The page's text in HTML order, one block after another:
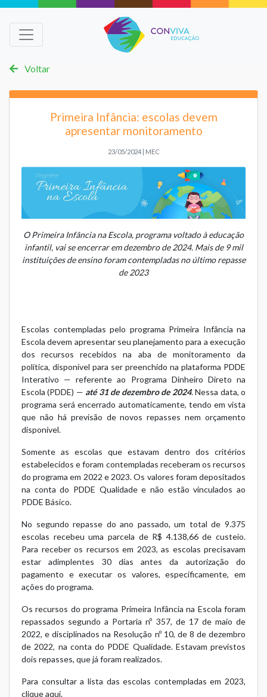
Voltar
Primeira Infância: escolas devem
apresentar monitoramento
23/05/2024 | MEC
O Primeira Infância na Escola, programa voltado à educação
infantil, vai se encerrar em dezembro de 2024. Mais de 9 mil
instituições de ensino foram contempladas no último repasse
de 2023
Escolas contempladas pelo programa Primeira Infância na
Escola devem apresentar seu planejamento para a execução
dos recursos recebidos na aba de monitoramento da
política, disponível para ser preenchido na plataforma PDDE
Interativo — referente ao Programa Dinheiro Direto na
Escola (PDDE) — até 31 de dezembro de 2024. Nessa data, o
programa será encerrado automaticamente, tendo em vista
que não há previsão de novos repasses nem orçamento
disponível.
Somente as escolas que estavam dentro dos critérios
estabelecidos e foram contempladas receberam os recursos
do programa em 2022 e 2023. Os valores foram depositados
na conta do PDDE Qualidade e não estão vinculados ao
PDDE Básico.
No segundo repasse do ano passado, um total de 9.375
escolas recebeu uma parcela de R$ 4.138,66 de custeio.
Para receber os recursos em 2023, as escolas precisavam
estar adimplentes 30 dias antes da autorização do
pagamento e executar os valores, especificamente, em
ações do programa.
Os recursos do programa Primeira Infância na Escola foram
repassados segundo a Portaria nº 357, de 17 de maio de
2022, e disciplinados na Resolução nº 10, de 8 de dezembro
de 2022, na conta do PDDE Qualidade. Estavam previstos
dois repasses, que já foram realizados.
Para consultar a lista das escolas contempladas em 2023,
clique aqui.